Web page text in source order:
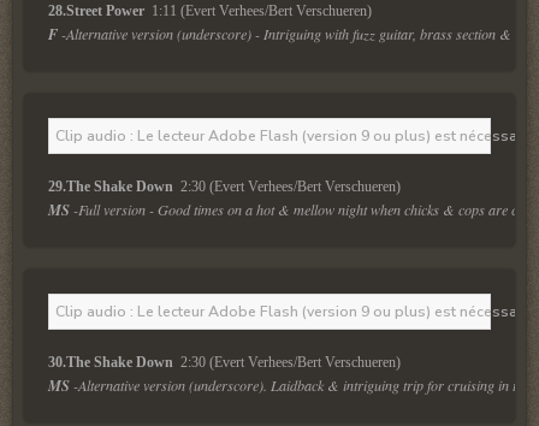
28.Street Power 1:11 (Evert Verhees/Bert Verschueren)
F -Alternative version (underscore) - Intriguing with fuzz guitar, brass section &
Clip audio : Le lecteur Adobe Flash (version 9 ou plus) est
29.The Shake Down 2:30 (Evert Verhees/Bert Verschueren)
MS -Full version - Good times on a hot & mellow night when chicks & cops are
Clip audio : Le lecteur Adobe Flash (version 9 ou plus) est
30.The Shake Down 2:30 (Evert Verhees/Bert Verschueren)
MS -Alternative version (underscore). Laidback & intriguing trip for cruising in the